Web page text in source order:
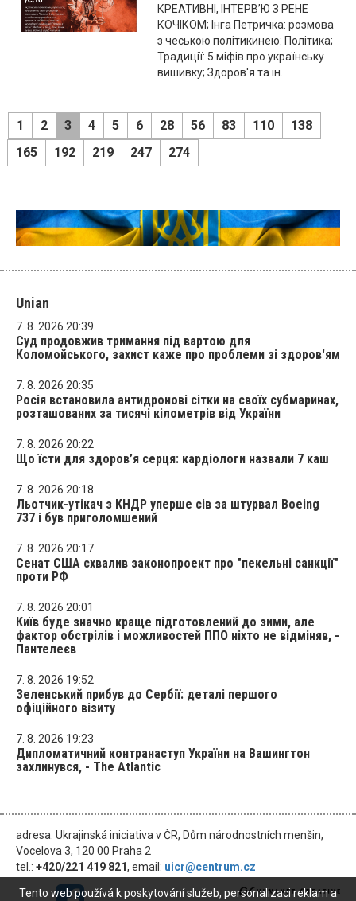
КРЕАТИВНІ, ІНТЕРВ’Ю З РЕНЕ
КОЧІКОМ; Інга Петричка: розмова
з чеською політикинею: Політика;
Традиції: 5 міфів про українську
вишивку; Здоров'я та ін.
1 2 3 4 5 6 28 56 83 110
138
165
192 219 247 274
Unian
7. 8. 2026 20:39
Суд продовжив тримання під вартою для
Коломойського, захист каже про проблеми зі здоров'ям
7. 8. 2026 20:35
Росія встановила антидронові сітки на своїх субмаринах,
розташованих за тисячі кілометрів від України
7. 8. 2026 20:22
Що їсти для здоров’я серця: кардіологи назвали 7 каш
7. 8. 2026 20:18
Льотчик-утікач з КНДР уперше сів за штурвал Boeing
737 і був приголомшений
7. 8. 2026 20:17
Сенат США схвалив законопроект про "пекельні санкції"
проти РФ
7. 8. 2026 20:01
Київ буде значно краще підготовлений до зими, але
фактор обстрілів і можливостей ППО ніхто не відміняв, -
Пантелеєв
7. 8. 2026 19:52
Зеленський прибув до Сербії: деталі першого
офіційного візиту
7. 8. 2026 19:23
Дипломатичний контранаступ України на Вашингтон
захлинувся, - The Atlantic
adresa: Ukrajinská iniciativa v ČR, Dům národnostních menšin,
Vocelova 3, 120 00 Praha 2
tel.: +420/221 419 821, email: uicr@centrum.cz
Tento web používá k poskytování služeb, personalizaci reklam a